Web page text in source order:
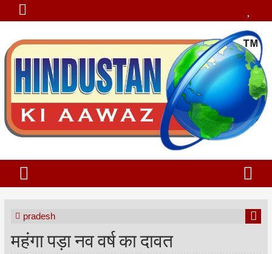
pradesh
महंगा पड़ा नव वर्ष का दावत